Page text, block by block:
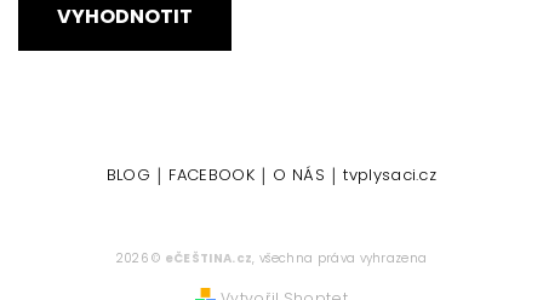
VYHODNOTIT
BLOG | FACEBOOK | O NÁS | tvplysaci.cz
2026 © eČEŠTINA.cz, všechna práva vyhrazena